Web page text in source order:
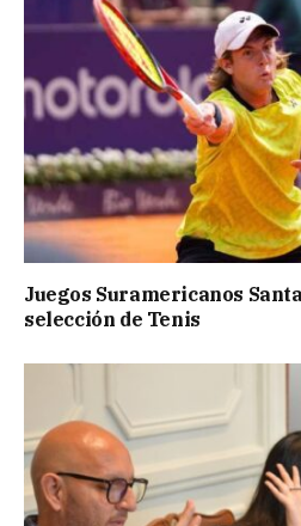
Juegos Suramericanos
selección de Tenis